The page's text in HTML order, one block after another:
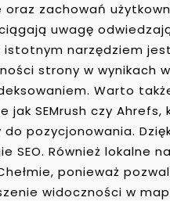
zachowań
uwagę
istotnym narzędziem
strony w wynikach
Warto
jak SEMrush czy
pozycjonowania.
SEO. Również lokalne
ponieważ
widoczności w